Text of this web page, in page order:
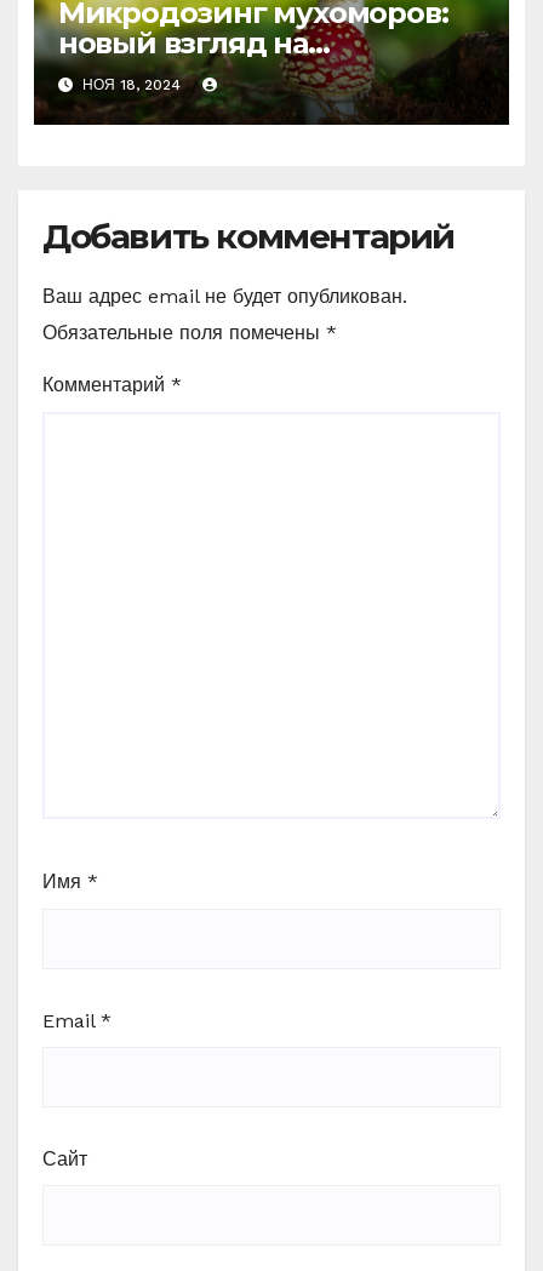
Микродозинг мухоморов:
новый взгляд на
психоделику
НОЯ 18, 2024
Добавить комментарий
Ваш адрес email не будет опубликован.
Обязательные поля помечены *
Комментарий *
Имя *
Email *
Сайт